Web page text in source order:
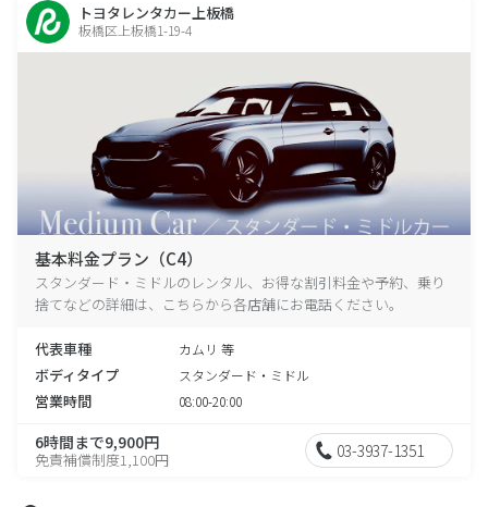
トヨタレンタカー上板橋
板橋区上板橋1-19-4
基本料金プラン（C4）
スタンダード・ミドルのレンタル、お得な割引料金や予約、乗り
捨てなどの詳細は、こちらから各店舗にお電話ください。
代表車種 カムリ 等
ボディタイプ スタンダード・ミドル
営業時間 08:00-20:00
6時間まで9,900円
免責補償制度1,100円 03-3937-1351